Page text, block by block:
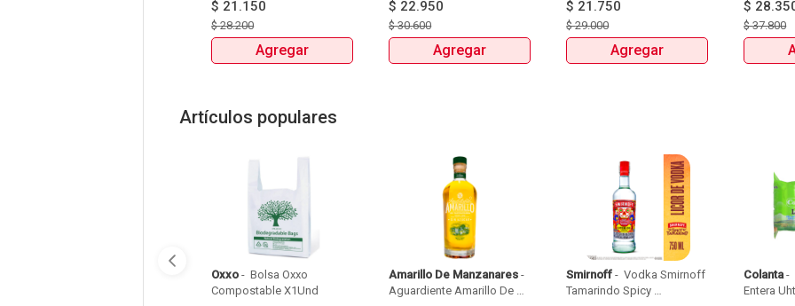
SIXPACKS Y UNIDAD
HEINEKEN, SOL, 3
CORDILLERAS, ANDINA,
MILLER Y MITICA
$ 21.150
$28.200
Agregar
SIXPACKS Y UNIDAD
HEINEKEN, SOL, 3
CORDILLERAS, ANDINA,
MILLER Y MITICA
$ 22.950
$30.600
Agregar
SIXPACKS Y UNIDAD
HEINEKEN, SOL, 3
CORDILLERAS, ANDINA,
MILLER Y MITICA
$ 21.750
$29.000
Agregar
$
$37.800
Artículos populares
Oxxo - Bolsa Oxxo
Amarillo De Manzanares -
Aguardiente Amarillo De
Smirnoff - Vodka Smirnoff
Tamarindo Spicy
Colanta -
Entera